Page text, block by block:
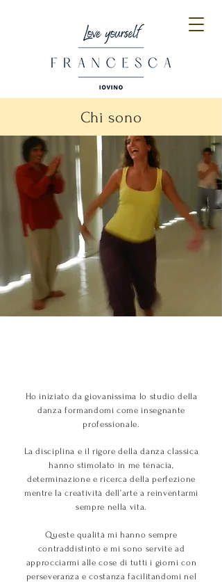
Chi sono
Ho iniziato da giovanissima lo studio della
danza formandomicome insegnante
professionale.
La disciplina e il rigore della danza classica
hanno stimolato in me tenacia,
determinazione e ricerca della perfezione
mentre la creatività dell’arte a reinventarmi
sempre nella vita.
Queste qualità mi hanno sempre
contraddistinto e mi sono servite ad
approcciarmi alle cose di tutti i giorni con
perseveranza e costanza facilitandomi nel